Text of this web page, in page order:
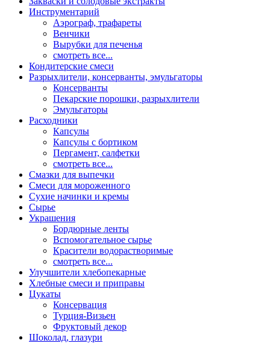
Инструментарий
Аэрограф, трафареты
Венчики
Вырубки для печенья
смотреть все...
Кондитерские смеси
Разрыхлители, консерванты, эмульгаторы
Консерванты
Пекарские порошки, разрыхлители
Эмульгаторы
Расходники
Капсулы
Капсулы с бортиком
Пергамент, салфетки
смотреть все...
Смазки для выпечки
Смеси для мороженного
Сухие начинки и кремы
Сырье
Украшения
Бордюрные ленты
Вспомогательное сырье
Красители водорастворимые
смотреть все...
Улучшители хлебопекарные
Хлебные смеси и приправы
Цукаты
Консервация
Турция-Визьен
Фруктовый декор
Шоколад, глазури